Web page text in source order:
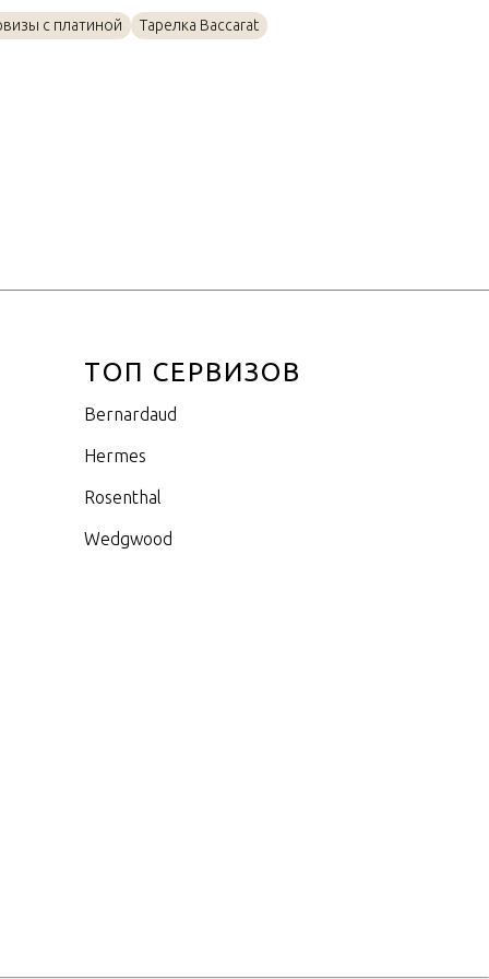
21см
с платиной
Тарелка Baccarat
ТОП СЕРВИЗОВ
Bernardaud
Hermes
Rosenthal
Wedgwood